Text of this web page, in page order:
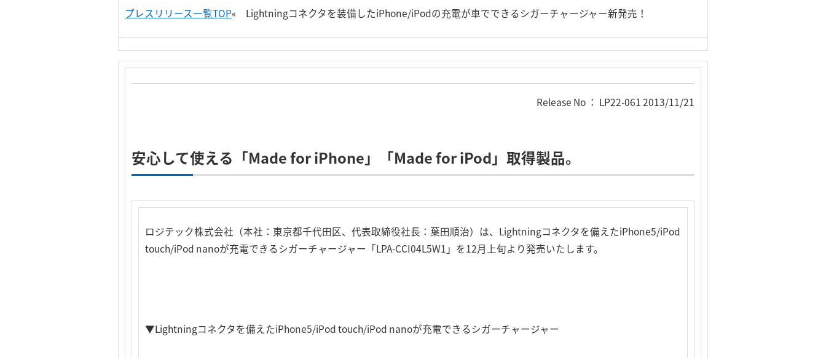
プレスリリース一覧TOP« Lightningコネクタを装備したiPhone/iPodの充電が車でできるシガーチャージャー新発売！
Release No ： LP22-061 2013/11/21
安心して使える「Made for iPhone」「Made for iPod」取得製品。
ロジテック株式会社（本社：東京都千代田区、代表取締役社長：葉田順治）は、Lightningコネクタを備えたiPhone5/iPod
touch/iPod nanoが充電できるシガーチャージャー「LPA-CCI04L5W1」を12月上旬より発売いたします。
▼Lightningコネクタを備えたiPhone5/iPod touch/iPod nanoが充電できるシガーチャージャー